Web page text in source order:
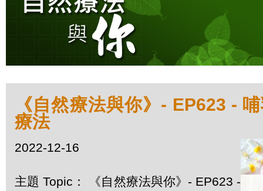
《自然療法與你》- EP623 -
療法
2022-12-16
主題 Topic： 《自然療法與你》- EP623 -